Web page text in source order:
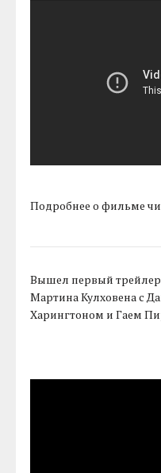
Подробнее о фильме
Вышел первый
Мартина Кулховена с
Харингтоном и Гаем